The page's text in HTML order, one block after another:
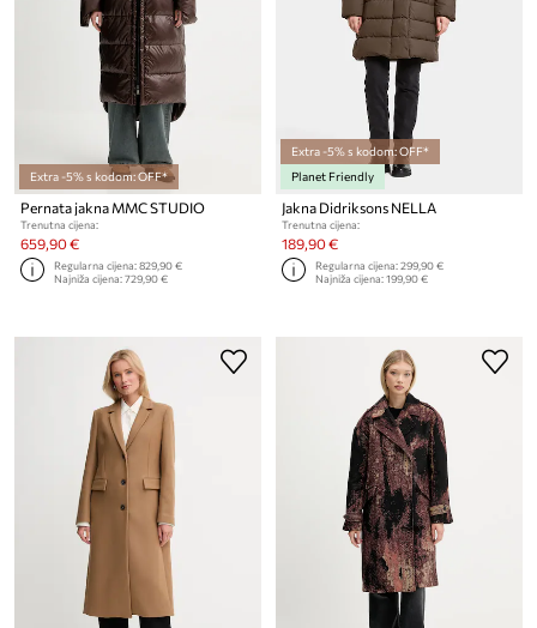
Extra -5% s kodom: OFF*
Pernata jakna MMC STUDIO
Trenutna cijena:
659,90 €
Regularna cijena:829,90 €
Najniža cijena:729,90 €
Extra -5% s kodom: OFF*
Planet Friendly
Jakna Didriksons NELLA
Trenutna cijena:
189,90 €
Regularna cijena:299,90 €
Najniža cijena:199,90 €